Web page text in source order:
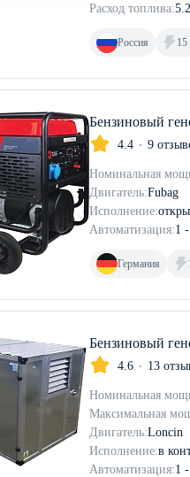
Расход топлива:
Россия
Бензиновый
4.4 9
Номинальная
Двигатель:Fubag
Исполнение:
Автоматизация:1
Германия
Бензиновый
4.6 13
Номинальная
Максимальная
Двигатель:Loncin
Исполнение:в
Автоматизация:1